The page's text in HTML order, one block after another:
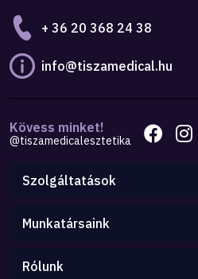
+ 36 20 368 24 38
info@tiszamedical.hu
Kövess minket!
@tiszamedicalesztetika
Szolgáltatások
Munkatársaink
Rólunk